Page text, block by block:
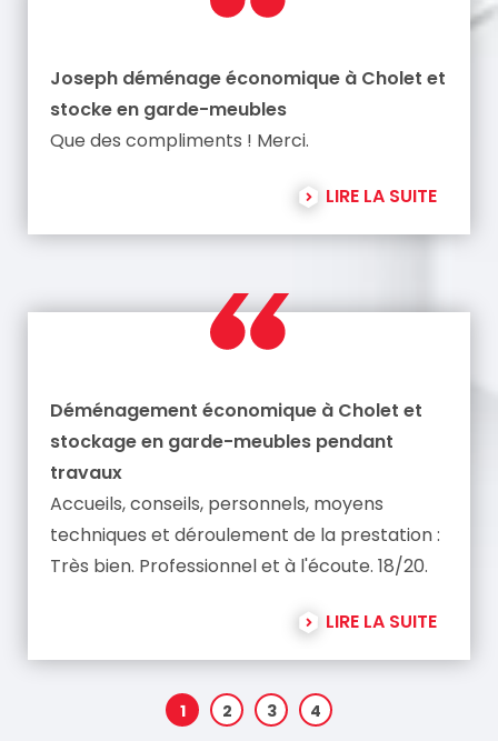
1 2 3 4
Joseph déménage économique à Cholet et
stocke en garde-meubles
Que des compliments ! Merci.
LIRE LA SUITE
Déménagement économique à Cholet et
stockage en garde-meubles pendant
travaux
Accueils, conseils, personnels, moyens
techniques et déroulement de la prestation :
Très bien. Professionnel et à l'écoute. 18/20.
LIRE LA SUITE